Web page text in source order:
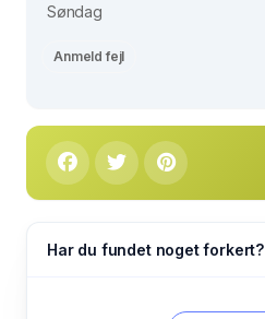
Søndag
Anmeld fejl
Har du fundet noget forkert?